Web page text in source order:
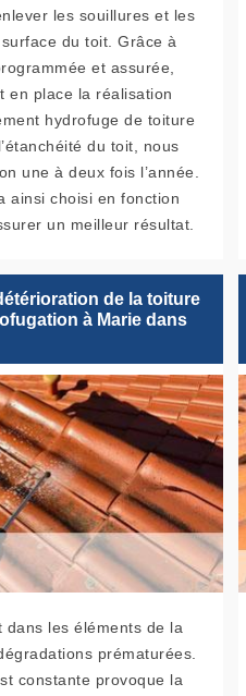
les souillures et les
du toit. Grâce à
et assurée,
en place la réalisation
hydrofuge de toiture
du toit, nous
une à deux fois l’année.
ainsi choisi en fonction
un meilleur résultat.
de la toiture
à Marie dans
dans les éléments de la
prématurées.
constante provoque la